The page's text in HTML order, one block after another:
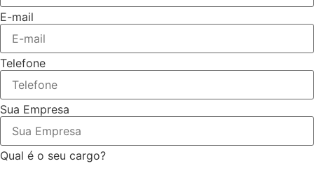
E-mail
Telefone
Sua Empresa
Qual é o seu cargo?